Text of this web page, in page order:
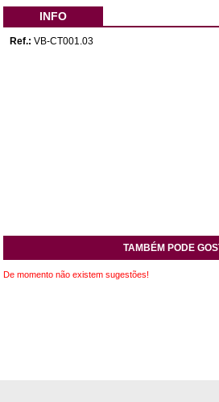
INFO
Ref.: VB-CT001.03
TAMBÉM PODE
De momento não existem sugestões!